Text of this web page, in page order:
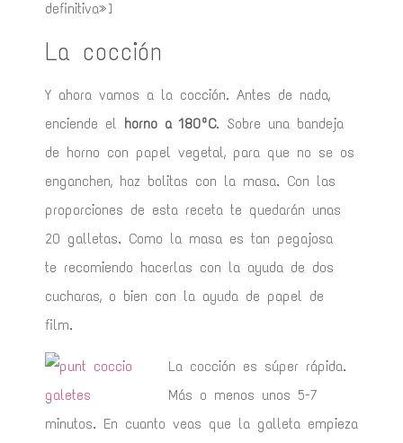
definitiva»]
La cocción
Y ahora vamos a la cocción. Antes de nada,
enciende el horno a 180ºC. Sobre una bandeja
de horno con papel vegetal, para que no se os
enganchen, haz bolitas con la masa. Con las
proporciones de esta receta te quedarán unas
20 galletas. Como la masa es tan pegajosa
te recomiendo hacerlas con la ayuda de dos
cucharas, o bien con la ayuda de papel de
film.
La cocción es súper rápida.
Más o menos unos 5-7
minutos. En cuanto veas que la galleta empieza